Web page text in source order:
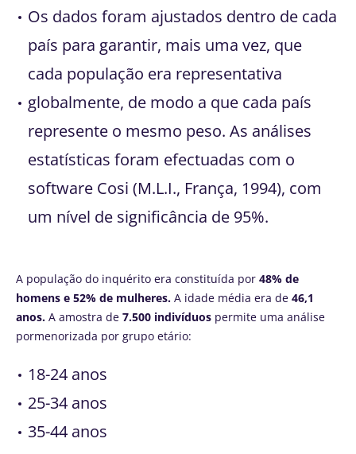
Os dados foram ajustados dentro de cada
país para garantir, mais uma vez, que
cada população era representativa
globalmente, de modo a que cada país
represente o mesmo peso. As análises
estatísticas foram efectuadas com o
software Cosi (M.L.I., França, 1994), com
um nível de significância de 95%.
A população do inquérito era constituída por 48% de
homens e 52% de mulheres. A idade média era de 46,1
anos. A amostra de 7.500 indivíduos permite uma análise
pormenorizada por grupo etário:
18-24 anos
25-34 anos
35-44 anos